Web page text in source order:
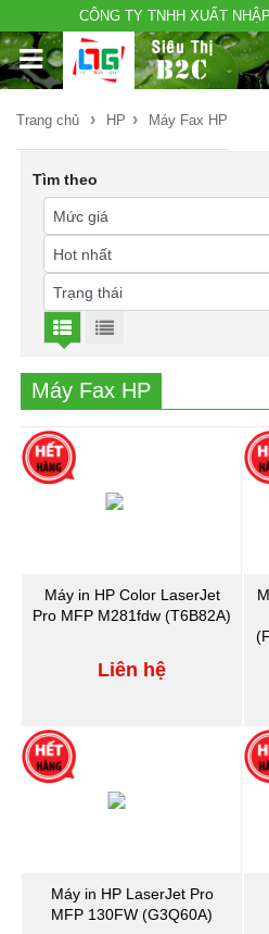
CÔNG TY TNHH XUẤT
Trang chủ › HP › Máy Fax HP
Tìm theo
Máy Fax HP
Máy in HP Color LaserJet
Pro MFP M281fdw (T6B82A)
Liên hệ
Máy in HP LaserJet Pro
MFP 130FW (G3Q60A)